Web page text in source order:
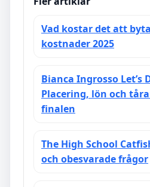
Vad kostar det att
kostnader 2025
Bianca Ingrosso Let’s
Placering, lön och
finalen
The High School
och obesvarade frågor